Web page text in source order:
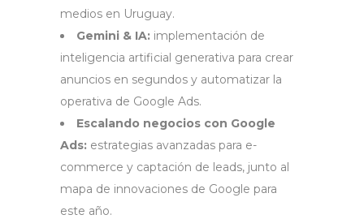
medios en Uruguay.
Gemini & IA: implementación de
inteligencia artificial generativa para crear
anuncios en segundos y automatizar la
operativa de Google Ads.
Escalando negocios con Google
Ads: estrategias avanzadas para e-
commerce y captación de leads, junto al
mapa de innovaciones de Google para
este año.